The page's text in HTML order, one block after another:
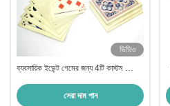
ভিডিও
ব্যবসায়িক ইভেন্ট গেমের জন্য 4টি কাস্টম প্লেয়িং
সেরা দাম পান